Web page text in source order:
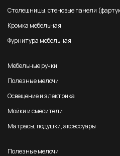
Столешницы, стеновые панели
Кромка мебельная
Фурнитура мебельная
Мебельные ручки
Полезные мелочи
Освещение и электрика
Мойки и смесители
Матрасы, подушки, аксессуары
Полезные мелочи